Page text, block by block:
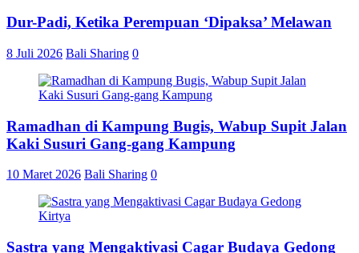
Dur-Padi, Ketika Perempuan ‘Dipaksa’ Melawan
8 Juli 2026 Bali Sharing 0
Ramadhan di Kampung Bugis, Wabup Supit Jalan
Kaki Susuri Gang-gang Kampung
10 Maret 2026 Bali Sharing 0
Sastra yang Mengaktivasi Cagar Budaya Gedong